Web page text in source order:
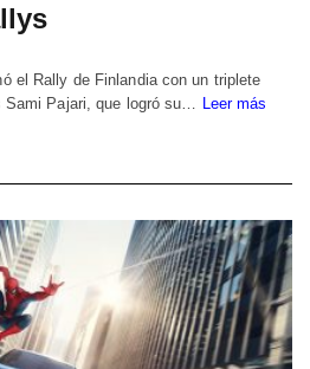
el Rally de Finlandia con un triplete
Sami Pajari, que logró su… Leer más